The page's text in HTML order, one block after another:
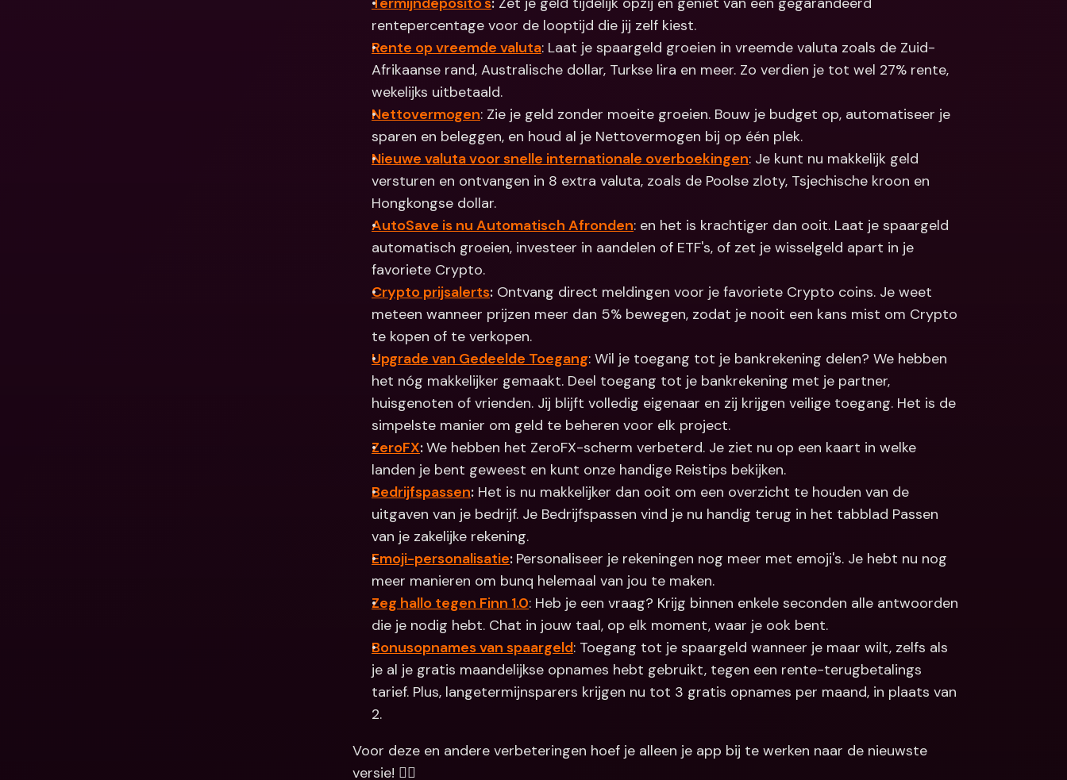
Internationale bankrekeningen
Koppelingen
& vreemde valuta
rentepercentage voor de looptijd die jij zelf kiest.
Rente op vreemde valuta: Laat je spaargeld groeien in vreemde valuta zoals de Zuid-
Afrikaanse rand, Australische dollar, Turkse lira en meer. Zo verdien je tot wel 27% rente,
wekelijks uitbetaald.
Nettovermogen: Zie je geld zonder moeite groeien. Bouw je budget op, automatiseer je
sparen en beleggen, en houd al je Nettovermogen bij op één plek.
Nieuwe valuta voor snelle internationale overboekingen: Je kunt nu makkelijk geld
versturen en ontvangen in 8 extra valuta, zoals de Poolse zloty, Tsjechische kroon en
Hongkongse dollar.
AutoSave is nu Automatisch Afronden: en het is krachtiger dan ooit. Laat je spaargeld
automatisch groeien, investeer in aandelen of ETF's, of zet je wisselgeld apart in je
favoriete Crypto.
Crypto prijsalerts: Ontvang direct meldingen voor je favoriete Crypto coins. Je weet
meteen wanneer prijzen meer dan 5% bewegen, zodat je nooit een kans mist om Crypto
te kopen of te verkopen.
Upgrade van Gedeelde Toegang: Wil je toegang tot je bankrekening delen? We hebben
het nóg makkelijker gemaakt. Deel toegang tot je bankrekening met je partner,
huisgenoten of vrienden. Jij blijft volledig eigenaar en zij krijgen veilige toegang. Het is de
simpelste manier om geld te beheren voor elk project.
ZeroFX: We hebben het ZeroFX-scherm verbeterd. Je ziet nu op een kaart in welke
landen je bent geweest en kunt onze handige Reistips bekijken.
Bedrijfspassen: Het is nu makkelijker dan ooit om een overzicht te houden van de
uitgaven van je bedrijf. Je Bedrijfspassen vind je nu handig terug in het tabblad Passen
van je zakelijke rekening.
Emoji-personalisatie: Personaliseer je rekeningen nog meer met emoji's. Je hebt nu nog
meer manieren om bunq helemaal van jou te maken.
Zeg hallo tegen Finn 1.0: Heb je een vraag? Krijg binnen enkele seconden alle antwoorden
die je nodig hebt. Chat in jouw taal, op elk moment, waar je ook bent.
Bonusopnames van spaargeld: Toegang tot je spaargeld wanneer je maar wilt, zelfs als
je al je gratis maandelijkse opnames hebt gebruikt, tegen een rente-terugbetalings
tarief. Plus, langetermijnsparers krijgen nu tot 3 gratis opnames per maand, in plaats van
2.
Voor deze en andere verbeteringen hoef je alleen je app bij te werken naar de nieuwste
versie! 🏃‍♂️